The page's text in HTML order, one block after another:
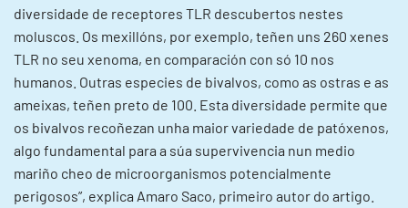
diversidade de receptores TLR descubertos nestes
moluscos. Os mexillóns, por exemplo, teñen uns 260 xenes
TLR no seu xenoma, en comparación con só 10 nos
humanos. Outras especies de bivalvos, como as ostras e as
ameixas, teñen preto de 100. Esta diversidade permite que
os bivalvos recoñezan unha maior variedade de patóxenos,
algo fundamental para a súa supervivencia nun medio
mariño cheo de microorganismos potencialmente
perigosos”, explica Amaro Saco, primeiro autor do artigo.